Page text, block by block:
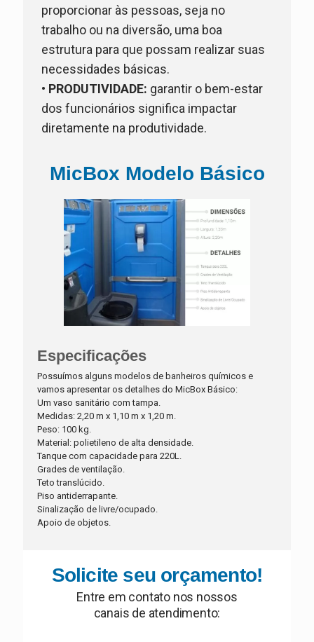
proporcionar às pessoas, seja no
trabalho ou na diversão, uma boa
estrutura para que possam realizar suas
necessidades básicas.
• PRODUTIVIDADE: garantir o bem-estar
dos funcionários significa impactar
diretamente na produtividade.
MicBox Modelo Básico
Especificações
Possuímos alguns modelos de banheiros químicos e
vamos apresentar os detalhes do MicBox Básico:
Um vaso sanitário com tampa.
Medidas: 2,20 m x 1,10 m x 1,20 m.
Peso: 100 kg.
Material: polietileno de alta densidade.
Tanque com capacidade para 220L.
Grades de ventilação.
Teto translúcido.
Piso antiderrapante.
Sinalização de livre/ocupado.
Apoio de objetos.
Solicite seu orçamento!
Entre em contato nos nossos
canais de atendimento: